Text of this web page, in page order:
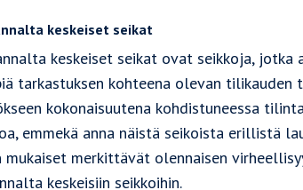
keskeiset seikat
keskeiset seikat ovat seikkoja,
tarkastuksen kohteena olevan tilikauden
kokonaisuutena kohdistuneessa
emmekä anna näistä seikoista erillistä
mukaiset merkittävät olennaisen
keskeisiin seikkoihin.